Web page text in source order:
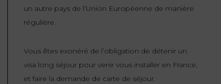
L’URBANISME
un autre pays de l’Union Européenne de manière
régulière.
Vous êtes exonéré de l’obligation de détenir un
visa long séjour pour venir vous installer en France,
et faire la demande de carte de séjour.